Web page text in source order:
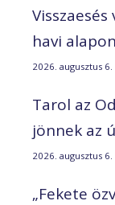
havi alapon
2026. augusztus 6.
Tarol az
jönnek az
2026. augusztus 6.
„Fekete